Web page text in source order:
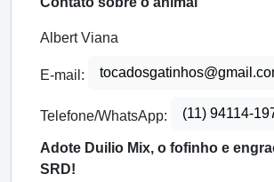
Albert Viana
E-mail:
Telefone/WhatsApp: (11) 94114-
Adote Duilio Mix, o fofinho e
SRD!